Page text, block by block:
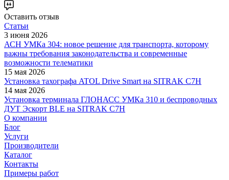
Оставить отзыв
Статьи
3 июня 2026
АСН УМКа 304: новое решение для транспорта, которому
важны требования законодательства и современные
возможности телематики
15 мая 2026
Установка тахографа ATOL Drive Smart на SITRAK C7H
14 мая 2026
Установка терминала ГЛОНАСС УМКа 310 и беспроводных
ДУТ Эскорт BLE на SITRAK C7H
О компании
Блог
Услуги
Производители
Каталог
Контакты
Примеры работ